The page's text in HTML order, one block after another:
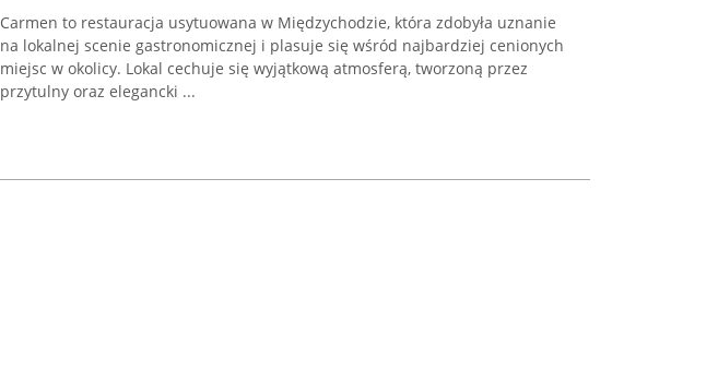
Carmen to restauracja usytuowana w Międzychodzie, która zdobyła uznanie
na lokalnej scenie gastronomicznej i plasuje się wśród najbardziej cenionych
miejsc w okolicy. Lokal cechuje się wyjątkową atmosferą, tworzoną przez
przytulny oraz elegancki ...